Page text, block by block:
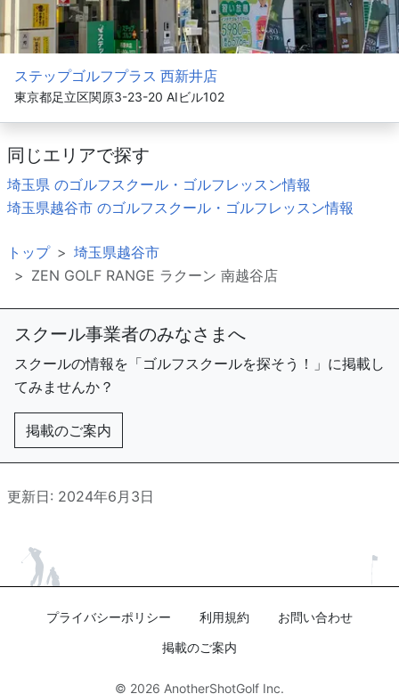
ステップゴルフプラス 西新井店
東京都足立区関原3-23-20 AIビル102
同じエリアで探す
埼玉県 のゴルフスクール・ゴルフレッスン情報
埼玉県越谷市 のゴルフスクール・ゴルフレッスン情報
トップ
埼玉県越谷市
ZEN GOLF RANGE ラクーン 南越谷店
スクール事業者のみなさまへ
スクールの情報を「ゴルフスクールを探そう！」に掲載し
てみませんか？
掲載のご案内
更新日: 2024年6月3日
プライバシーポリシー 利用規約
お問い合わせ
掲載のご案内
© 2026 AnotherShotGolf Inc.